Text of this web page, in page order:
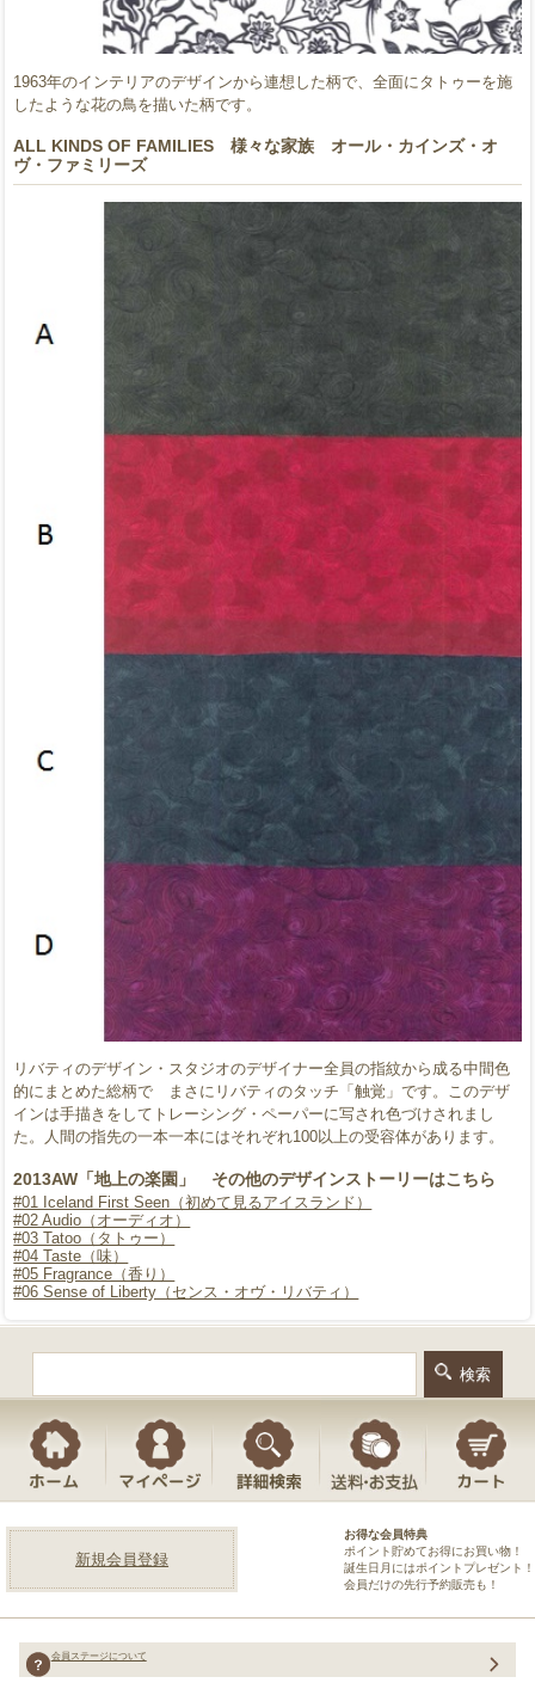
1963年のインテリアのデザインから連想した柄で、全面にタトゥーを施
したような花の鳥を描いた柄です。
ALL KINDS OF FAMILIES 様々な家族 オール・カインズ・オ
ヴ・ファミリーズ
リバティのデザイン・スタジオのデザイナー全員の指紋から成る中間色
的にまとめた総柄で まさにリバティのタッチ「触覚」です。このデザ
インは手描きをしてトレーシング・ペーパーに写され色づけされまし
た。人間の指先の一本一本にはそれぞれ100以上の受容体があります。
2013AW「地上の楽園」 その他のデザインストーリーはこちら
#01 Iceland First Seen（初めて見るアイスランド）
#02 Audio（オーディオ）
#03 Tatoo（タトゥー）
#04 Taste（味）
#05 Fragrance（香り）
#06 Sense of Liberty（センス・オヴ・リバティ）
新規会員登録
お得な会員特典
ポイント貯めてお得にお買い物！
誕生日月にはポイントプレゼント！
会員だけの先行予約販売も！
会員ステージについて